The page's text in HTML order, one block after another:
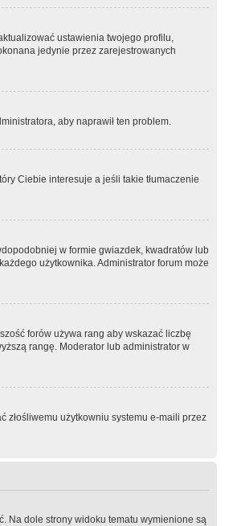
ustawienia twojego profilu,
jedynie przez zarejestrowanych
aby naprawił ten problem.
Ciebie interesuje a jeśli takie tłumaczenie
w formie gwiazdek, kwadratów lub
użytkownika. Administrator forum może
forów używa rang aby wskazać liczbę
rangę. Moderator lub administrator w
złośliwemu użytkowniu systemu e-maili przez
Na dole strony widoku tematu wymienione są